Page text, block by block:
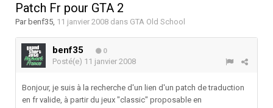
Patch Fr pour GTA 2
Par benf35, 11 janvier 2008 dans GTA Old School
benf35 0
Posté(e) 11 janvier 2008
Bonjour, je suis à la recherche d'un lien d'un patch de traduction
en fr valide, à partir du jeux "classic" proposable en